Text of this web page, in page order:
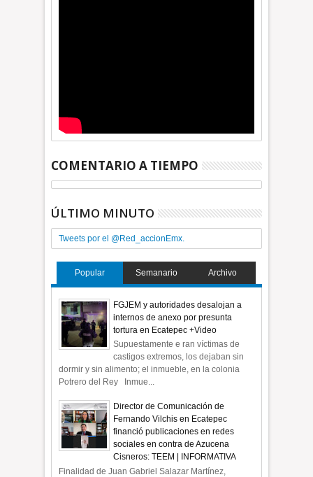
COMENTARIO A TIEMPO
ÚLTIMO MINUTO
Tweets por el @Red_accionEmx.
Popular Semanario Archivo
FGJEM y autoridades desalojan a
internos de anexo por presunta
tortura en Ecatepec +Video
Supuestamente e ran víctimas de
castigos extremos, los dejaban sin
dormir y sin alimento; el inmueble, en la colonia
Potrero del Rey Inmue...
Director de Comunicación de
Fernando Vilchis en Ecatepec
financió publicaciones en redes
sociales en contra de Azucena
Cisneros: TEEM | INFORMATIVA
Finalidad de Juan Gabriel Salazar Martínez,